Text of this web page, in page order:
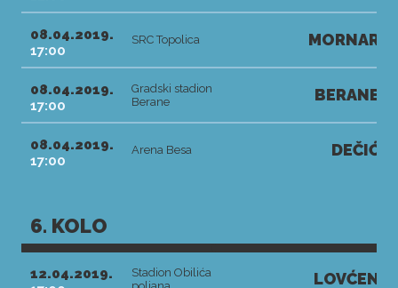
08.04.2019.
17:00
SRC Topolica MORNAR
08.04.2019.
17:00
Gradski stadion
Berane
BERANE
08.04.2019.
17:00
Arena Besa DEČIĆ
6. KOLO
12.04.2019.
Stadion Obilića
LOVĆEN